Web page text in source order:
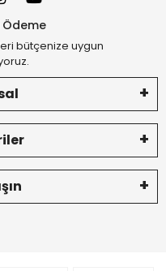
Ödeme
bütçenize uygun